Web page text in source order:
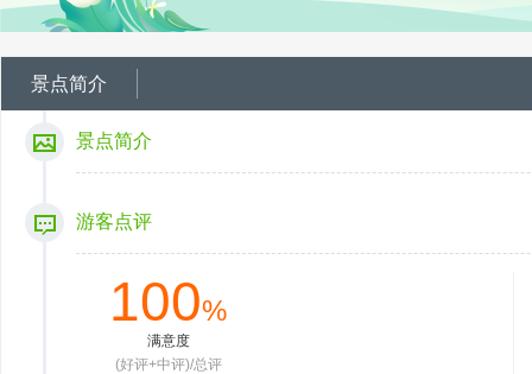
景点简介
景点简介
游客点评
100%
满意度
(好评+中评)/总评